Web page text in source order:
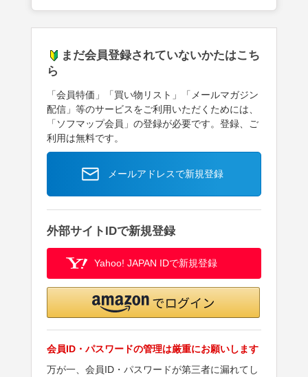
まだ会員登録されていないかたはこち
ら
「会員特価」「買い物リスト」「メールマガジン
配信」等のサービスをご利用いただくためには、
「ソフマップ会員」の登録が必要です。登録、ご
利用は無料です。
メールアドレスで新規登録
外部サイトIDで新規登録
Yahoo! JAPAN IDで新規登録
会員ID・パスワードの管理は厳重にお願いします
万が一、会員ID・パスワードが第三者に漏れてし